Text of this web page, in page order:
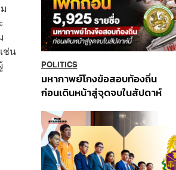
ช่น
POLITICS
มหากาพย์โกงข้อสอบท้องถิ่น
ก่อนเดินหน้าสู่จุดจบในสัปดาห์